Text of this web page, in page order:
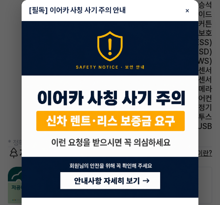
에어백 동승석
에어백 사이드
에어백 커튼
에어백 무릎보호
주행안전 급제동경보시스템(ESS)
주행안전 후측방경보시스템(BSD)
주행안전 차선이탈경보(LDWS)
주차보조 전방감지센서
주차보조 후방감지센서
주차보조 후방카메라
에어컨 풀오토에어컨
에어컨 공기청정기
유무선단자 블루투스
유무선단자 USB
* 정확한 정보는 판매자와 반드시 확인하시기 바랍니다.
저공해차량 정보 저공해차량이란?
공항주차장
20% 할인
공영주차장
50% 할인
[필독] 이어카 사칭 사기 주의 안내 ×